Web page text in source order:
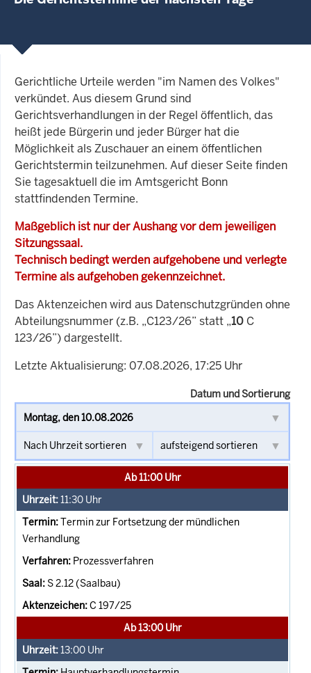
Gerichtliche Urteile werden "im Namen des Volkes"
verkündet. Aus diesem Grund sind
Gerichtsverhandlungen in der Regel öffentlich, das
heißt jede Bürgerin und jeder Bürger hat die
Möglichkeit als Zuschauer an einem öffentlichen
Gerichtstermin teilzunehmen. Auf dieser Seite finden
Sie tagesaktuell die im Amtsgericht Bonn
stattfindenden Termine.
Maßgeblich ist nur der Aushang vor dem jeweiligen
Sitzungssaal.
Technisch bedingt werden aufgehobene und verlegte
Termine als aufgehoben gekennzeichnet.
Das Aktenzeichen wird aus Datenschutzgründen ohne
Abteilungsnummer (z.B. „C123/26” statt „10 C
123/26”) dargestellt.
Letzte Aktualisierung: 07.08.2026, 17:25 Uhr
Datum und Sortierung
Ab 11:00 Uhr
11:30 Uhr
Termin zur Fortsetzung der mündlichen
Verhandlung
Prozessverfahren
S 2.12 (Saalbau)
C 197/25
Ab 13:00 Uhr
13:00 Uhr